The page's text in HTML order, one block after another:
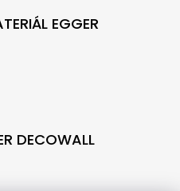
EGGER
DECOWALL